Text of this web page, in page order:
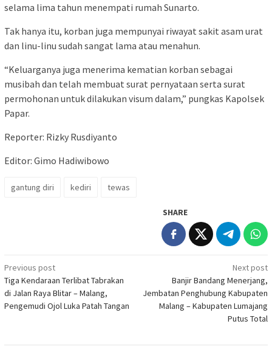
selama lima tahun menempati rumah Sunarto.
Tak hanya itu, korban juga mempunyai riwayat sakit asam urat
dan linu-linu sudah sangat lama atau menahun.
“Keluarganya juga menerima kematian korban sebagai
musibah dan telah membuat surat pernyataan serta surat
permohonan untuk dilakukan visum dalam,” pungkas Kapolsek
Papar.
Reporter: Rizky Rusdiyanto
Editor: Gimo Hadiwibowo
gantung diri kediri tewas
SHARE
Post
navigation
Previous post
Tiga Kendaraan Terlibat Tabrakan
di Jalan Raya Blitar – Malang,
Pengemudi Ojol Luka Patah Tangan
Next post
Banjir Bandang Menerjang,
Jembatan Penghubung Kabupaten
Malang – Kabupaten Lumajang
Putus Total